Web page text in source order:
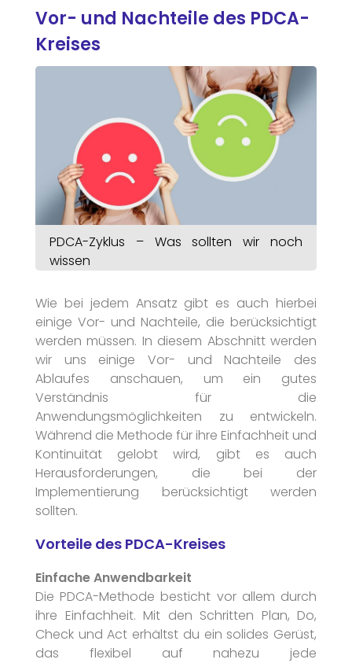
Vor- und Nachteile des PDCA-
Kreises
PDCA-Zyklus – Was sollten wir noch
wissen
Wie bei jedem Ansatz gibt es auch hierbei
einige Vor- und Nachteile, die berücksichtigt
werden müssen. In diesem Abschnitt werden
wir uns einige Vor- und Nachteile des
Ablaufes anschauen, um ein gutes
Verständnis für die
Anwendungsmöglichkeiten zu entwickeln.
Während die Methode für ihre Einfachheit und
Kontinuität gelobt wird, gibt es auch
Herausforderungen, die bei der
Implementierung berücksichtigt werden
sollten.
Vorteile des PDCA-Kreises
Einfache Anwendbarkeit
Die PDCA-Methode besticht vor allem durch
ihre Einfachheit. Mit den Schritten Plan, Do,
Check und Act erhältst du ein solides Gerüst,
das flexibel auf nahezu jede